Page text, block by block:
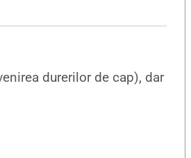
durerilor de cap), dar